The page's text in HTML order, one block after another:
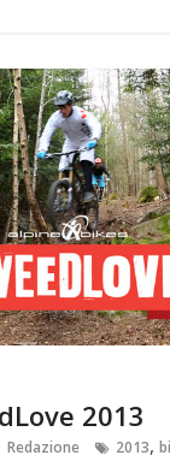
2013
Redazione 2013,